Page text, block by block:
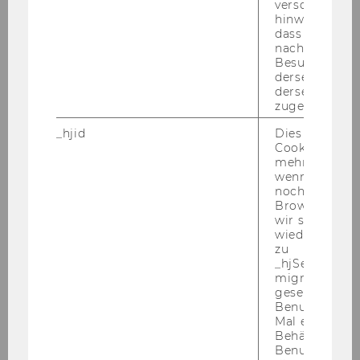
Projektleiterin/Projektleiter
o. Univ.Prof. Dr. Chris­toph Ba­delt, Rek­tor
Mitteilungsblatt vom 4. Juli 2007, 44. Stück
Der Uni­ver­si­täts­rat hat in sei­ner Sit­zung am 4.
Mai 2007 gem. § 16 Abs. 5 Uni­ver­si­täts­ge­setz
2002 den Rech­nungs­ab­schluss der Wirt­
schafts­uni­ver­si­tät Wien zum 31.12.2006 ge­neh­
verschiedene
hinweg.Stellt
dass Daten
Besuchen auf
derselben
derselben
zugeordnet
_hjid
Dies ist ein
Cookie, das
mehr setzen,
wenn ein
noch in
Browser hat,
wir seinen
zu
migrieren.
gesetzt,
Benutzer
Mal eine
Behält die
Benutzer-ID